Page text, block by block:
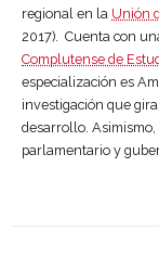
regional en la Unión
2017). Cuenta con
Complutense de
especialización es
investigación que
desarrollo.
parlamentario y